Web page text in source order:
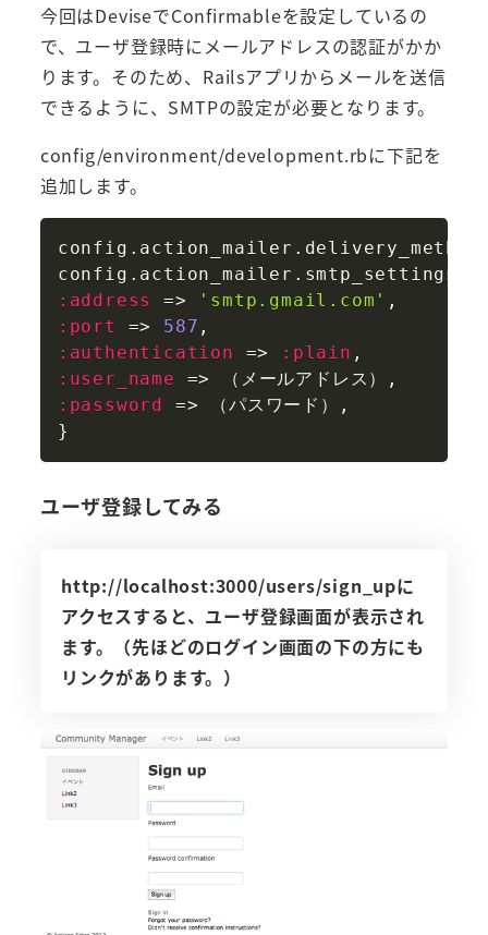
今回はDeviseでConfirmableを設定しているの
で、ユーザ登録時にメールアドレスの認証がかか
ります。そのため、Railsアプリからメールを送信
できるように、SMTPの設定が必要となります。
config/environment/development.rbに下記を
追加します。
config . action_mailer .
config . action_mailer . smtp_settings
:address
=> 'smtp.gmail.com' ,
:port
=> 587 ,
:authentication
=> :plain ,
:user_name
=> （メールアドレス）
,
:password
=> （パスワード）
,
}
Copy
ユーザ登録してみる
http://localhost:3000/users/sign_upに
アクセスすると、ユーザ登録画面が表示され
ます。（先ほどのログイン画面の下の方にも
リンクがあります。）